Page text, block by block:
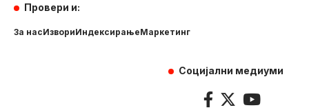
Провери и:
За насИзвориИндексирањеМаркетинг
Социјални медиуми